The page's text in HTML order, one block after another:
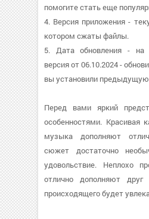
помогите стать еще
4. Версия приложения -
котором сжаты файлы.
5. Дата обновления - на
версия от 06.10.2024 -
вы установили
Перед вами яркий
особенностями. Красивая
музыка дополняют
сюжет достаточно
удовольствие. Неплохо
отлично дополняют
происходящего будет